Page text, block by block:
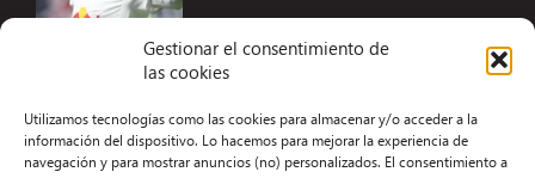
Gestionar el consentimiento de
las cookies
Utilizamos tecnologías como las cookies para almacenar y/o acceder a la
información del dispositivo. Lo hacemos para mejorar la experiencia de
navegación y para mostrar anuncios (no) personalizados. El consentimiento a
Aviso Legal